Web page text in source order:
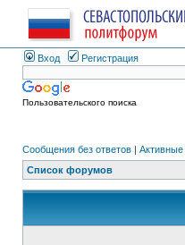
Вход Регистрация
Пользовательского поиска
Сообщения без ответов |
Список форумов